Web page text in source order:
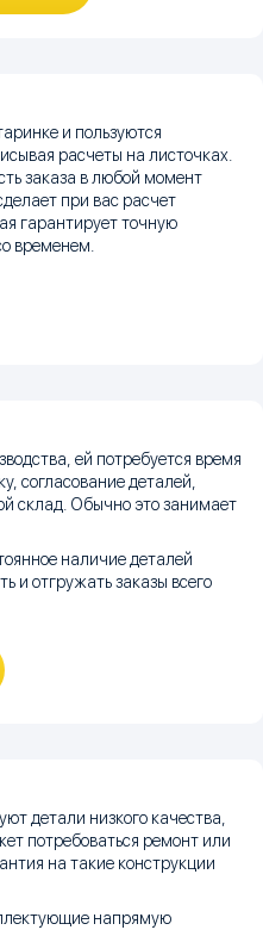
и пользуются
расчеты на листочках.
заказа в любой момент
при вас расчет
гарантирует точную
временем.
ей потребуется время
согласование деталей,
склад. Обычно это занимает
наличие деталей
и отгружать заказы всего
детали низкого качества,
потребоваться ремонт или
на такие конструкции
напрямую